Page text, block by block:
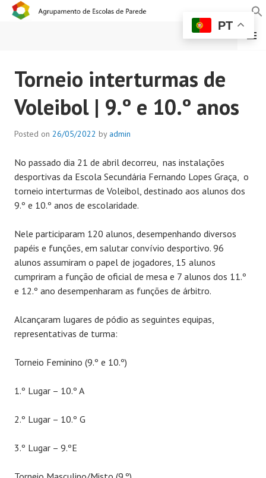
AGRUPAMENTO DE
ESCOLAS DE PAREDE
MENU
Torneio interturmas de
Voleibol | 9.º e 10.º anos
Posted on 26/05/2022 by admin
No passado dia 21 de abril decorreu, nas instalações
desportivas da Escola Secundária Fernando Lopes Graça, o
torneio interturmas de Voleibol, destinado aos alunos dos
9.º e 10.º anos de escolaridade.
Nele participaram 120 alunos, desempenhando diversos
papéis e funções, em salutar convívio desportivo. 96
alunos assumiram o papel de jogadores, 15 alunos
cumpriram a função de oficial de mesa e 7 alunos dos 11.º
e 12.º ano desempenharam as funções de árbitro.
Alcançaram lugares de pódio as seguintes equipas,
representativas de turma:
Torneio Feminino (9.º e 10.º)
1.º Lugar – 10.º A
2.º Lugar – 10.º G
3.º Lugar – 9.ºE
PT